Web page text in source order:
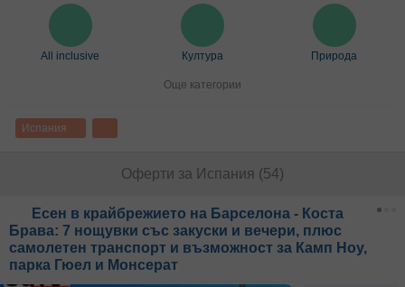
All inclusive Култура Природа
Още категории
Испания
Оферти за Испания (54)
Есен в крайбрежието на Барселона - Коста
Брава: 7 нощувки със закуски и вечери, плюс
самолетен транспорт и възможност за Камп Ноу,
парка Гюел и Монсерат